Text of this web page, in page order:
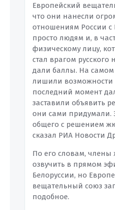
Европейский
что они нанесли
отношениям России с
просто людям и, в
физическому лицу,
стал врагом русского
дали баллы. На самом
лишили возможности
последний момент
заставили объявить
они сами придумали.
общего с решением
сказал РИА Новости
По его словам,
озвучить в прямом
Белоруссии, но
вещательный союз
подобное.